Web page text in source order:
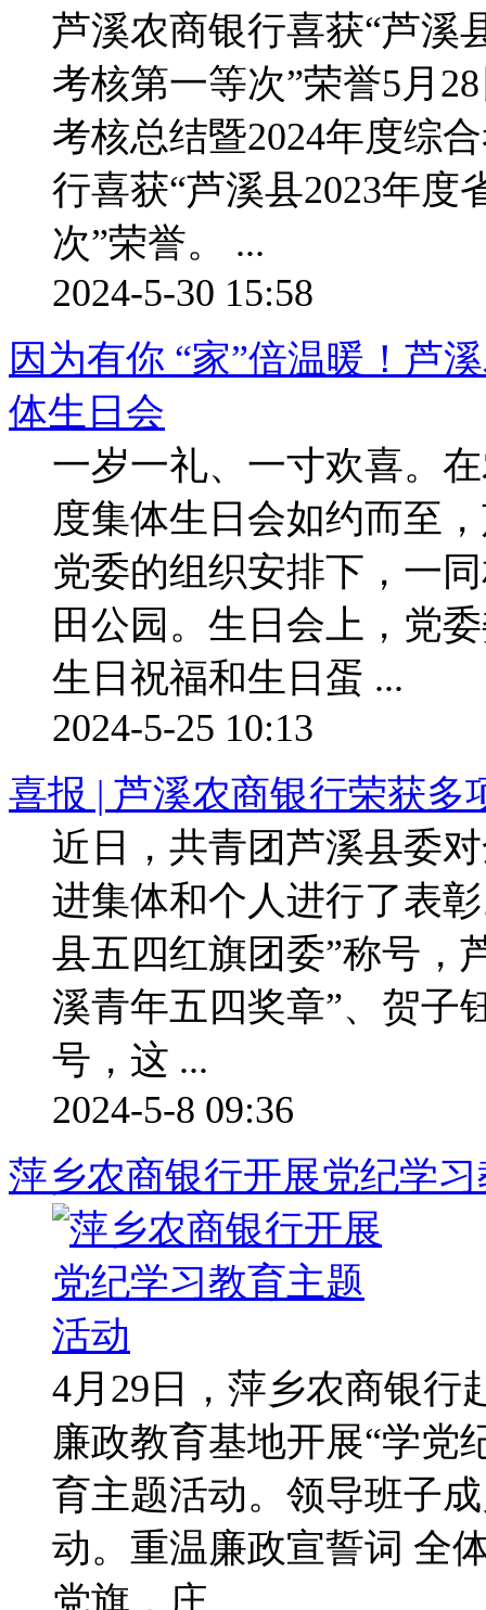
芦溪农商银行喜获“芦溪
考核第一等次”荣誉5月
考核总结暨2024年度综
行喜获“芦溪县2023年度
次”荣誉。 ...
2024-5-30 15:58
因为有你 “家”倍温暖！芦
体生日会
一岁一礼、一寸欢喜。
度集体生日会如约而至
党委的组织安排下，一
田公园。生日会上，党
生日祝福和生日蛋 ...
2024-5-25 10:13
喜报 | 芦溪农商银行荣获多
近日，共青团芦溪县委
进集体和个人进行了表
县五四红旗团委”称号，
溪青年五四奖章”、贺子
号，这 ...
2024-5-8 09:36
萍乡农商银行开展党纪学
4月29日，萍乡农商银行
廉政教育基地开展“学党
育主题活动。领导班子
动。重温廉政宣誓词 全
党旗，庄 ...